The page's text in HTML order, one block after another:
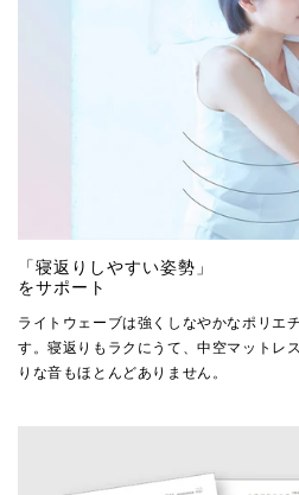
「寝返りしやすい姿勢」
をサポート
ライトウェーブは強くしなやかなポリエ
す。寝返りもラクにうて、中空マットレ
りな音もほとんどありません。